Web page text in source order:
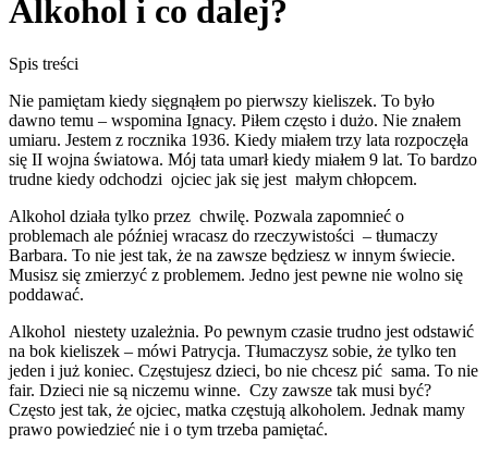
Alkohol i co dalej?
Spis treści
Nie pamiętam kiedy sięgnąłem po pierwszy kieliszek. To było
dawno temu – wspomina Ignacy. Piłem często i dużo. Nie znałem
umiaru. Jestem z rocznika 1936. Kiedy miałem trzy lata rozpoczęła
się II wojna światowa. Mój tata umarł kiedy miałem 9 lat. To bardzo
trudne kiedy odchodzi ojciec jak się jest małym chłopcem.
Alkohol działa tylko przez chwilę. Pozwala zapomnieć o
problemach ale później wracasz do rzeczywistości – tłumaczy
Barbara. To nie jest tak, że na zawsze będziesz w innym świecie.
Musisz się zmierzyć z problemem. Jedno jest pewne nie wolno się
poddawać.
Alkohol niestety uzależnia. Po pewnym czasie trudno jest odstawić
na bok kieliszek – mówi Patrycja. Tłumaczysz sobie, że tylko ten
jeden i już koniec. Częstujesz dzieci, bo nie chcesz pić sama. To nie
fair. Dzieci nie są niczemu winne. Czy zawsze tak musi być?
Często jest tak, że ojciec, matka częstują alkoholem. Jednak mamy
prawo powiedzieć nie i o tym trzeba pamiętać.